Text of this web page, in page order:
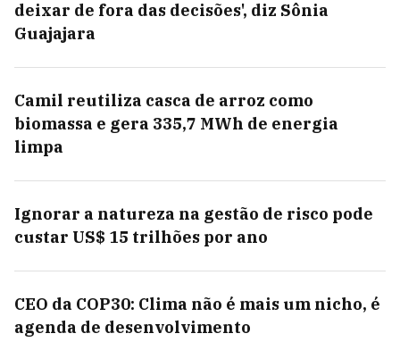
deixar de fora das decisões', diz Sônia
Guajajara
Camil reutiliza casca de arroz como
biomassa e gera 335,7 MWh de energia
limpa
Ignorar a natureza na gestão de risco pode
custar US$ 15 trilhões por ano
CEO da COP30: Clima não é mais um nicho, é
agenda de desenvolvimento